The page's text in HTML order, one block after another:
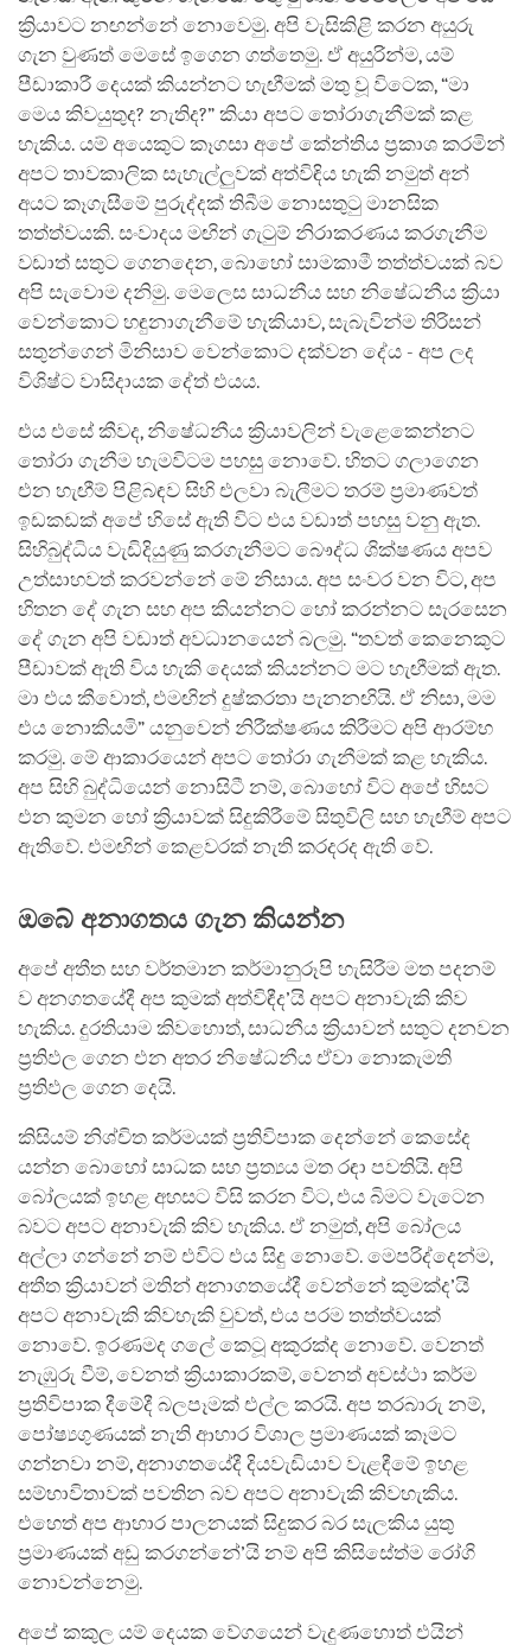
ක්‍රියාවට නඟන්නේ නොවෙමු. අපි වැසිකිළි කරන අයුරු
ගැන වුණත් මෙසේ ඉගෙන ගත්තෙමු. ඒ අයුරින්ම, යම්
පීඩාකාරී දෙයක් කියන්නට හැඟීමක් මතු වූ විටෙක, “මා
මෙය කිවයුතුද? නැතිද?” කියා අපට තෝරාගැනීමක් කළ
හැකිය. යම් අයෙකුට කෑගසා අපේ කේන්තිය ප්‍රකාශ කරමින්
අපට තාවකාලික සැහැල්ලුවක් අත්විඳිය හැකි නමුත් අන්
අයට කෑගැසීමේ පුරුද්දක් තිබීම නොසතුටු මානසික
තත්ත්වයකි. සංවාදය මඟින් ගැටුම් නිරාකරණය කරගැනීම
වඩාත් සතුට ගෙනදෙන, බොහෝ සාමකාමී තත්ත්වයක් බව
අපි සැවොම දනිමු. මෙලෙස සාධනීය සහ නිෂේධනීය ක්‍රියා
වෙන්කොට හඳුනාගැනීමේ හැකියාව, සැබැවින්ම තිරිසන්
සතුන්ගෙන් මිනිසාව වෙන්කොට දක්වන දේය - අප ලද
විශිෂ්ට වාසිදායක දේත් එයය.
එය එසේ කීවද, නිෂේධනීය ක්‍රියාවලින් වැළෙකෙන්නට
තෝරා ගැනීම හැමවිටම පහසු නොවේ. හිතට ගලාගෙන
එන හැඟීම් පිළිබඳව සිහි එලවා බැලීමට තරම් ප්‍රමාණවත්
ඉඩකඩක් අපේ හිසේ ඇති විට එය වඩාත් පහසු වනු ඇත.
සිහිබුද්ධිය වැඩිදියුණු කරගැනීමට බෞද්ධ ශික්ෂණය අපව
උත්සාහවත් කරවන්නේ මේ නිසාය. අප සංවර වන විට, අප
හිතන දේ ගැන සහ අප කියන්නට හෝ කරන්නට සැරසෙන
දේ ගැන අපි වඩාත් අවධානයෙන් බලමු. “තවත් කෙනෙකුට
පීඩාවක් ඇති විය හැකි දෙයක් කියන්නට මට හැඟීමක් ඇත.
මා එය කීවොත්, එමඟින් දුෂ්කරතා පැනනඟියි. ඒ නිසා, මම
එය නොකියමි” යනුවෙන් නිරීක්ෂණය කිරීමට අපි ආරම්භ
කරමු. මේ ආකාරයෙන් අපට තෝරා ගැනීමක් කළ හැකිය.
අප සිහි බුද්ධියෙන් නොසිටී නම්, බොහෝ විට අපේ හිසට
එන කුමන හෝ ක්‍රියාවක් සිදුකිරීමේ සිතුවිලි සහ හැඟීම් අපට
ඇතිවේ. එමඟින් කෙළවරක් නැති කරදරද ඇති වේ.
ඔබේ අනාගතය ගැන කියන්න
අපේ අතීත සහ වර්තමාන කර්මානුරූපි හැසිරීම මත පදනම්
ව අනගතයේදී අප කුමක් අත්විඳීද’යි අපට අනාවැකි කිව
හැකිය. දුරතියාම කිවහොත්, සාධනීය ක්‍රියාවන් සතුට දනවන
ප්‍රතිඵල ගෙන එන අතර නිෂේධනීය ඒවා නොකැමති
ප්‍රතිඵල ගෙන දෙයි.
කිසියම් නිශ්චිත කර්මයක් ප්‍රතිවිපාක දෙන්නේ කෙසේද
යන්න බොහෝ සාධක සහ ප්‍රත්‍යය මත රඳා පවතියි. අපි
බෝලයක් ඉහළ අහසට විසි කරන විට, එය බිමට වැටෙන
බවට අපට අනාවැකි කිව හැකිය. ඒ නමුත්, අපි බෝලය
අල්ලා ගන්නේ නම් එවිට එය සිදු නොවේ. මෙපරිද්දෙන්ම,
අතීත ක්‍රියාවන් මතින් අනාගතයේදී වෙන්නේ කුමක්ද’යි
අපට අනාවැකි කිවහැකි වුවත්, එය පරම තත්ත්වයක්
නොවේ. ඉරණමද ගලේ කෙටූ අකුරක්ද නොවේ. වෙනත්
නැඹුරු වීම්, වෙනත් ක්‍රියාකාරකම්, වෙනත් අවස්ථා කර්ම
ප්‍රතිවිපාක දීමේදී බලපෑමක් එල්ල කරයි. අප තරබාරු නම්,
පෝෂ්‍යගුණයක් නැති ආහාර විශාල ප්‍රමාණයක් කෑමට
ගන්නවා නම්, අනාගතයේදී දියවැඩියාව වැළඳීමේ ඉහළ
සම්භාවිතාවක් පවතින බව අපට අනාවැකි කිවහැකිය.
එහෙත් අප ආහාර පාලනයක් සිදුකර බර සැලකිය යුතු
ප්‍රමාණයක් අඩු කරගන්නේ’යි නම් අපි කිසිසේත්ම රෝගි
නොවන්නෙමු.
අපේ කකුල යම් දෙයක වේගයෙන් වැදුණහොත් එයින්